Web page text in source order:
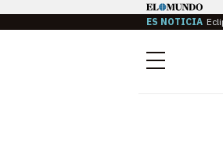
ES NOTICIA
Menú